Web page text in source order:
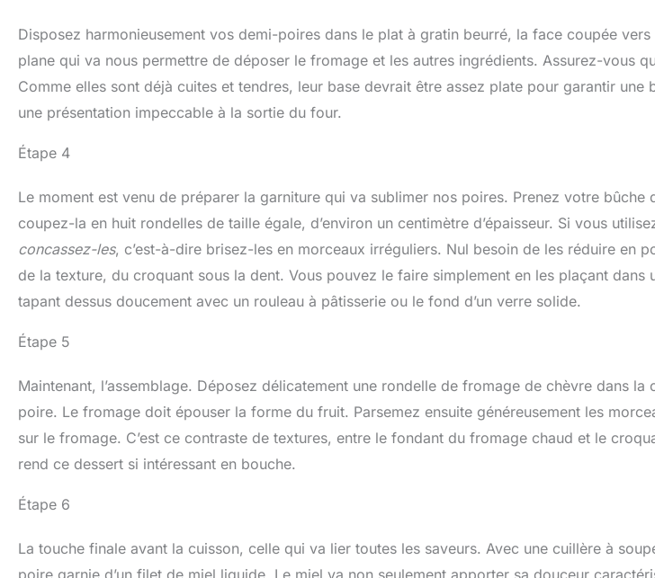
Disposez harmonieusement vos demi-poires dans le plat à gratin beurré, la face coupée vers
plane qui va nous permettre de déposer le fromage et les autres ingrédients. Assurez-vous
Comme elles sont déjà cuites et tendres, leur base devrait être assez plate pour garantir une
une présentation impeccable à la sortie du four.
Étape 4
Le moment est venu de préparer la garniture qui va sublimer nos poires. Prenez votre bûche
coupez-la en huit rondelles de taille égale, d’environ un centimètre d’épaisseur. Si vous
concassez-les, c’est-à-dire brisez-les en morceaux irréguliers. Nul besoin de les réduire en
de la texture, du croquant sous la dent. Vous pouvez le faire simplement en les plaçant dans
tapant dessus doucement avec un rouleau à pâtisserie ou le fond d’un verre solide.
Étape 5
Maintenant, l’assemblage. Déposez délicatement une rondelle de fromage de chèvre dans la
poire. Le fromage doit épouser la forme du fruit. Parsemez ensuite généreusement les
sur le fromage. C’est ce contraste de textures, entre le fondant du fromage chaud et le
rend ce dessert si intéressant en bouche.
Étape 6
La touche finale avant la cuisson, celle qui va lier toutes les saveurs. Avec une cuillère à
poire garnie d’un filet de miel liquide. Le miel va non seulement apporter sa douceur